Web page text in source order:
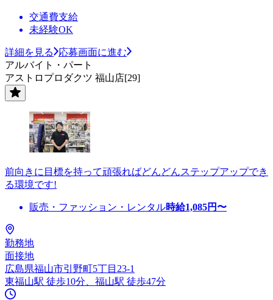
交通費支給
未経験OK
詳細を見る
応募画面に進む
アルバイト・パート
アストロプロダクツ 福山店[29]
前向きに目標を持って頑張ればどんどんステップアップでき
る環境です!
販売・ファッション・レンタル時給1,085円〜
勤務地
面接地
広島県福山市引野町5丁目23-1
東福山駅 徒歩10分、福山駅 徒歩47分